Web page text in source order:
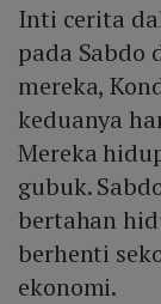
Inti cerita
pada Sabdo
mereka,
keduanya
Mereka
gubuk.
bertahan
berhenti
ekonomi.